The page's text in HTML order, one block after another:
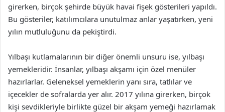
girerken, birçok şehirde büyük havai fişek gösterileri yapıldı.
Bu gösteriler, katılımcılara unutulmaz anlar yaşatırken, yeni
yılın mutluluğunu da pekiştirdi.
Yılbaşı kutlamalarının bir diğer önemli unsuru ise, yılbaşı
yemekleridir. İnsanlar, yılbaşı akşamı için özel menüler
hazırlarlar. Geleneksel yemeklerin yanı sıra, tatlılar ve
içecekler de sofralarda yer alır. 2017 yılına girerken, birçok
kişi sevdikleriyle birlikte güzel bir akşam yemeği hazırlamak